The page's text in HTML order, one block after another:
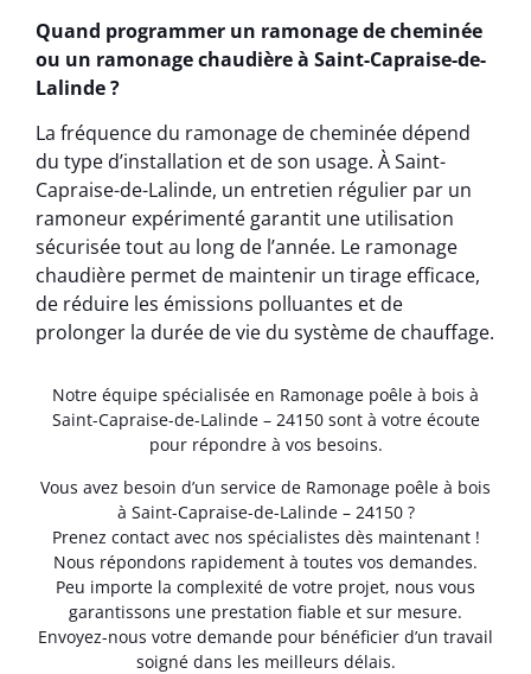
Quand programmer un ramonage de cheminée
ou un ramonage chaudière à Saint-Capraise-de-
Lalinde ?
La fréquence du ramonage de cheminée dépend
du type d’installation et de son usage. À Saint-
Capraise-de-Lalinde, un entretien régulier par un
ramoneur expérimenté garantit une utilisation
sécurisée tout au long de l’année. Le ramonage
chaudière permet de maintenir un tirage efficace,
de réduire les émissions polluantes et de
prolonger la durée de vie du système de chauffage.
Notre équipe spécialisée en Ramonage poêle à bois à
Saint-Capraise-de-Lalinde – 24150 sont à votre écoute
pour répondre à vos besoins.
Vous avez besoin d’un service de Ramonage poêle à bois
à Saint-Capraise-de-Lalinde – 24150 ?
Prenez contact avec nos spécialistes dès maintenant !
Nous répondons rapidement à toutes vos demandes.
Peu importe la complexité de votre projet, nous vous
garantissons une prestation fiable et sur mesure.
Envoyez-nous votre demande pour bénéficier d’un travail
soigné dans les meilleurs délais.